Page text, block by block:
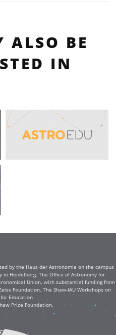
ALSO BE
IN
by the Haus der Astronomie on the campus
Heidelberg. The Office of Astronomy for
Union, with substantial funding from
Foundation. The Shaw-IAU Workshops on
Education
Prize Foundation.